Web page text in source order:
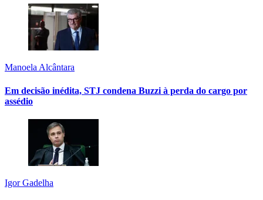
Manoela Alcântara
Em decisão inédita, STJ condena Buzzi à perda do cargo por
assédio
Igor Gadelha